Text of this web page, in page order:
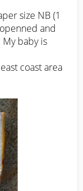
size NB (1
and
baby is
coast area